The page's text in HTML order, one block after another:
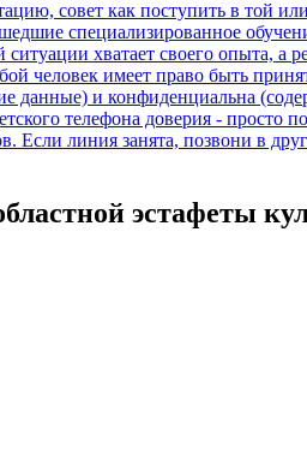
эстафеты